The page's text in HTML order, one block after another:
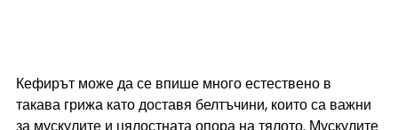
Кефирът може да се впише много естествено в
такава грижа като доставя белтъчини, които са важни